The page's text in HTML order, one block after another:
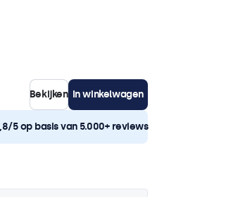
Bekijken In winkelwagen
5 op basis van 5.000+ reviews